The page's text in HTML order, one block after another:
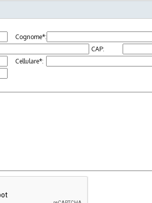
Cognome*:
CAP:
Cellulare*: